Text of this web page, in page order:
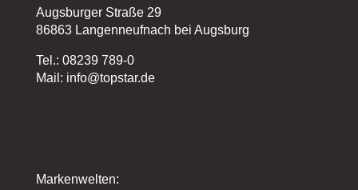
Augsburger Straße 29
86863 Langenneufnach bei Augsburg
Tel.: 08239 789-0
Mail: info@topstar.de
Markenwelten: